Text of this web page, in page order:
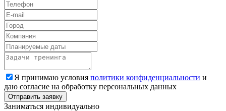
Я принимаю условия политики конфиденциальности и
даю согласие на обработку персональных данных
Заниматься индивидуально